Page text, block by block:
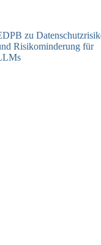
zu
Risikominderung für